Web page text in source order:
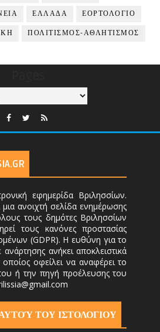
ΕΛΛΑΔΑ ΕΟΡΤΟΛΟΓΙΟ
ΠΟΛΙΤΙΣΜΟΣ-ΑΘΛΗΤΙΣΜΟΣ
εφημερίδα Βριλησσίων.
ανοιχτή σελίδα ενημέρωσης
τους δημότες Βριλησσίων
τους κανόνες προστασίας
(GDPR). Η ευθύνη για το
ανήκει αποκλειστικά
οφείλει να αναφέρει το
ή την πηγή προέλευσης του
ΤΟΥ ΙΣΤΟΛΟΓΙΟΥ